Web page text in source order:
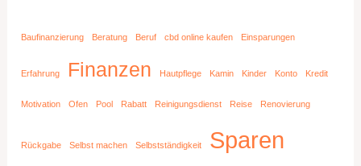
Baufinanzierung Beratung Beruf cbd online kaufen Einsparungen
Erfahrung Finanzen Hautpflege Kamin Kinder Konto Kredit
Motivation Ofen Pool Rabatt Reinigungsdienst Reise Renovierung
Rückgabe Selbst machen Selbstständigkeit Sparen